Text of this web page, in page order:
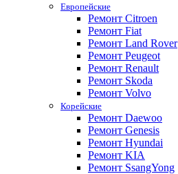
Европейские
Ремонт Citroen
Ремонт Fiat
Ремонт Land Rover
Ремонт Peugeot
Ремонт Renault
Ремонт Skoda
Ремонт Volvo
Корейские
Ремонт Daewoo
Ремонт Genesis
Ремонт Hyundai
Ремонт KIA
Ремонт SsangYong